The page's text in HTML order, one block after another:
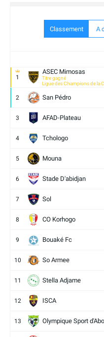
Classement A
1
ASEC Mimosas
Titre gagné
Ligue des Champions de la
2 San Pédro
3 AFAD-Plateau
4 Tchologo
5 Mouna
6 Stade D'abidjan
7 Sol
8 CO Korhogo
9 Bouaké Fc
10 So Armee
11 Stella Adjame
12 ISCA
13 Olympique Sport